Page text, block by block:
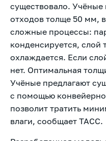
существовало. Учёные
отходов толще 50 мм,
сложные процессы:
конденсируется, слой
охлаждается. Если
нет. Оптимальная
Учёные предлагают
с помощью
позволит тратить
влаги, сообщает ТАСС.